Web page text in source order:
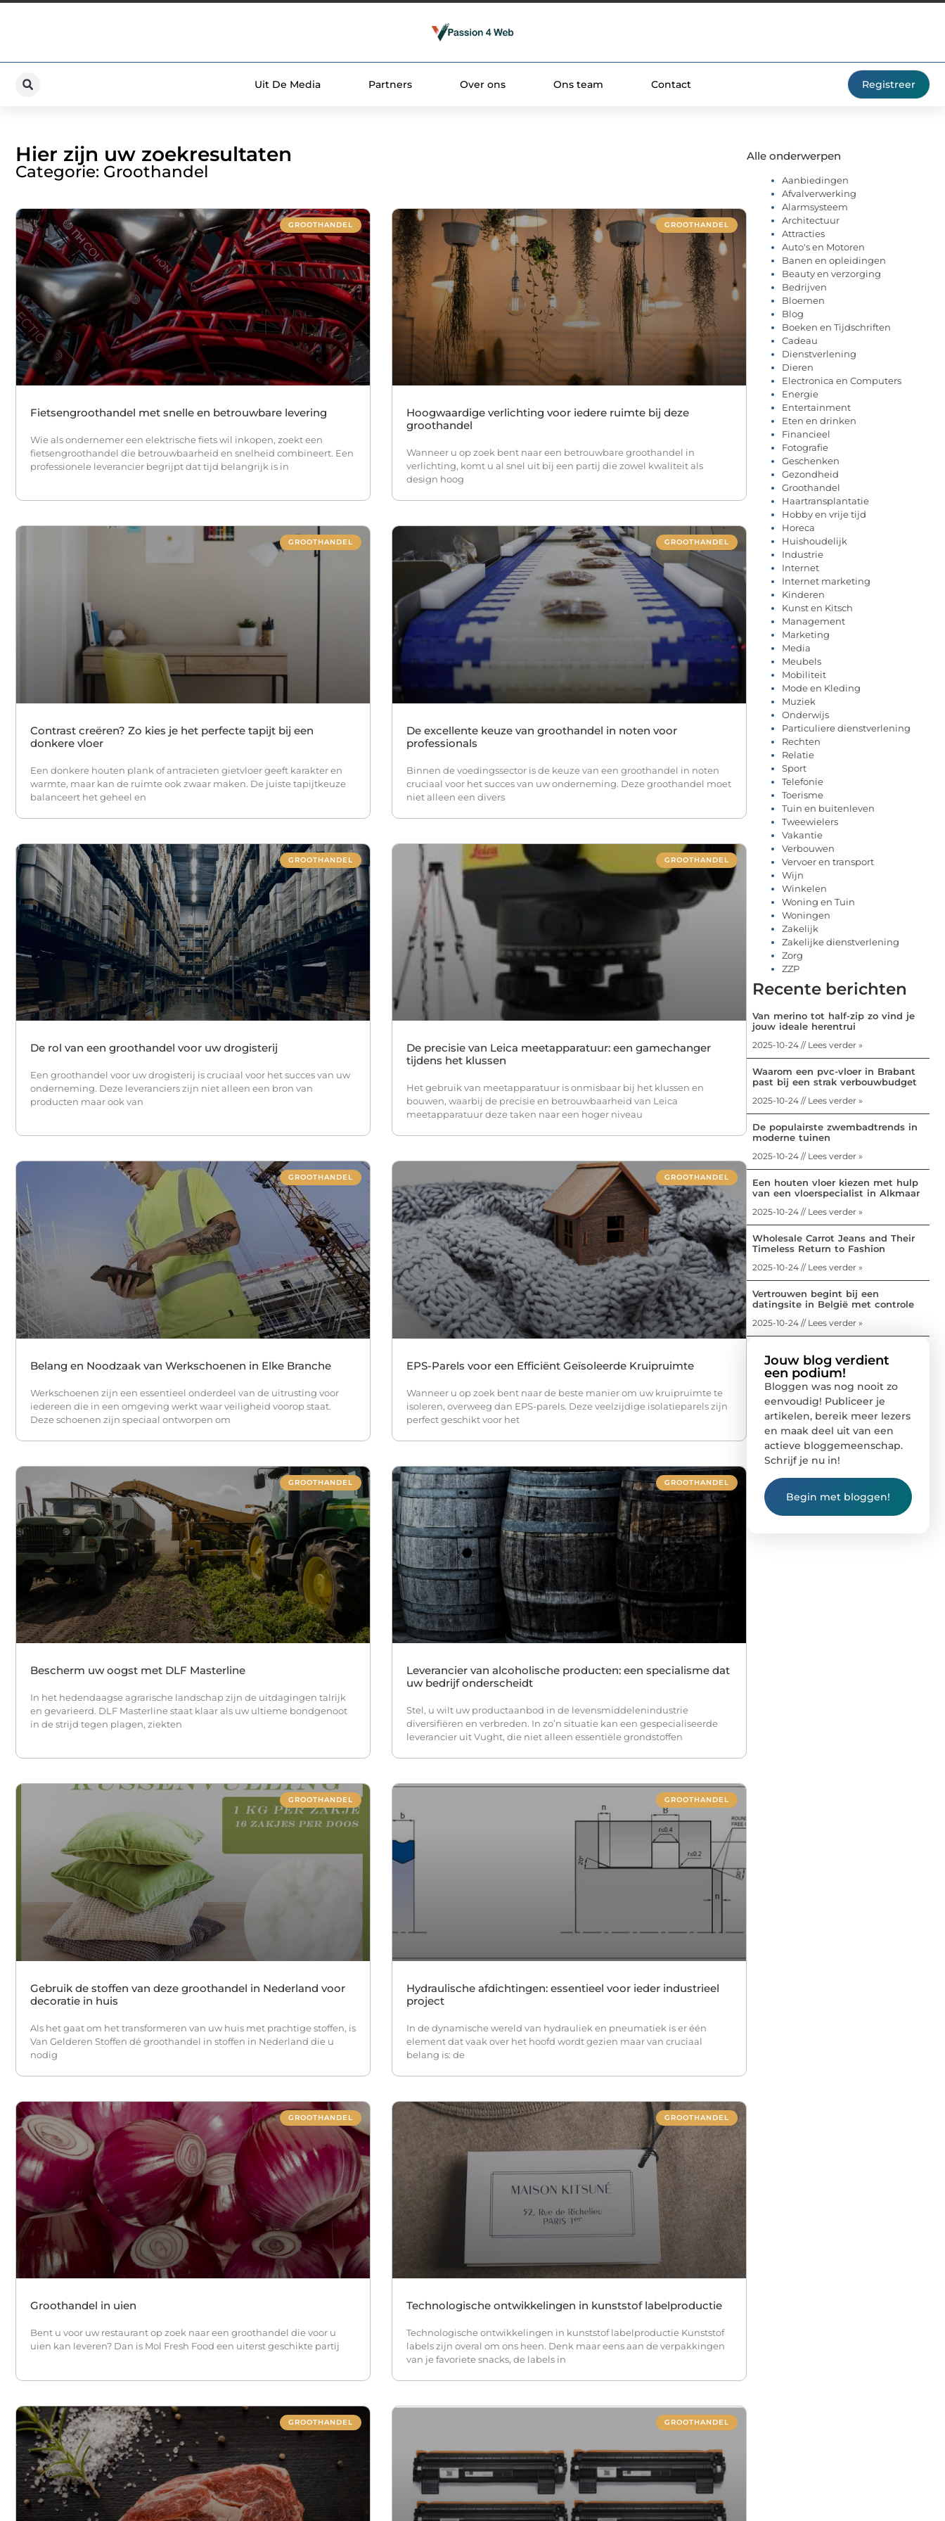
Uit De Media Partners Over ons Ons team Contact Registreer
Hier zijn uw zoekresultaten
Categorie: Groothandel
GROOTHANDEL
Fietsengroothandel met snelle en betrouwbare levering
Wie als ondernemer een elektrische fiets wil inkopen, zoekt een
fietsengroothandel die betrouwbaarheid en snelheid combineert. Een
professionele leverancier begrijpt dat tijd belangrijk is in
GROOTHANDEL
Hoogwaardige verlichting voor iedere ruimte bij deze
groothandel
Wanneer u op zoek bent naar een betrouwbare groothandel in
verlichting, komt u al snel uit bij een partij die zowel kwaliteit als
design hoog
GROOTHANDEL
Contrast creëren? Zo kies je het perfecte tapijt bij een
donkere vloer
Een donkere houten plank of antracieten gietvloer geeft karakter en
warmte, maar kan de ruimte ook zwaar maken. De juiste tapijtkeuze
balanceert het geheel en
GROOTHANDEL
De excellente keuze van groothandel in noten voor
professionals
Binnen de voedingssector is de keuze van een groothandel in noten
cruciaal voor het succes van uw onderneming. Deze groothandel moet
niet alleen een divers
GROOTHANDEL
De rol van een groothandel voor uw drogisterij
Een groothandel voor uw drogisterij is cruciaal voor het succes van uw
onderneming. Deze leveranciers zijn niet alleen een bron van
producten maar ook van
GROOTHANDEL
De precisie van Leica meetapparatuur: een gamechanger
tijdens het klussen
Het gebruik van meetapparatuur is onmisbaar bij het klussen en
bouwen, waarbij de precisie en betrouwbaarheid van Leica
meetapparatuur deze taken naar een hoger niveau
GROOTHANDEL
Belang en Noodzaak van Werkschoenen in Elke Branche
Werkschoenen zijn een essentieel onderdeel van de uitrusting voor
iedereen die in een omgeving werkt waar veiligheid voorop staat.
Deze schoenen zijn speciaal ontworpen om
GROOTHANDEL
EPS-Parels voor een Efficiënt Geïsoleerde Kruipruimte
Wanneer u op zoek bent naar de beste manier om uw kruipruimte te
isoleren, overweeg dan EPS-parels. Deze veelzijdige isolatieparels zijn
perfect geschikt voor het
GROOTHANDEL
Bescherm uw oogst met DLF Masterline
In het hedendaagse agrarische landschap zijn de uitdagingen talrijk
en gevarieerd. DLF Masterline staat klaar als uw ultieme bondgenoot
in de strijd tegen plagen, ziekten
GROOTHANDEL
Leverancier van alcoholische producten: een specialisme dat
uw bedrijf onderscheidt
Stel, u wilt uw productaanbod in de levensmiddelenindustrie
diversifiëren en verbreden. In zo’n situatie kan een gespecialiseerde
leverancier uit Vught, die niet alleen essentiële grondstoffen
GROOTHANDEL
Gebruik de stoffen van deze groothandel in Nederland voor
decoratie in huis
Als het gaat om het transformeren van uw huis met prachtige stoffen, is
Van Gelderen Stoffen dé groothandel in stoffen in Nederland die u
nodig
GROOTHANDEL
Hydraulische afdichtingen: essentieel voor ieder industrieel
project
In de dynamische wereld van hydrauliek en pneumatiek is er één
element dat vaak over het hoofd wordt gezien maar van cruciaal
belang is: de
GROOTHANDEL
Groothandel in uien
Bent u voor uw restaurant op zoek naar een groothandel die voor u
uien kan leveren? Dan is Mol Fresh Food een uiterst geschikte partij
GROOTHANDEL
Technologische ontwikkelingen in kunststof labelproductie
Technologische ontwikkelingen in kunststof labelproductie Kunststof
labels zijn overal om ons heen. Denk maar eens aan de verpakkingen
van je favoriete snacks, de labels in
GROOTHANDEL GROOTHANDEL
Alle onderwerpen
Aanbiedingen
Afvalverwerking
Alarmsysteem
Architectuur
Attracties
Auto's en Motoren
Banen en opleidingen
Beauty en verzorging
Bedrijven
Bloemen
Blog
Boeken en Tijdschriften
Cadeau
Dienstverlening
Dieren
Electronica en Computers
Energie
Entertainment
Eten en drinken
Financieel
Fotografie
Geschenken
Gezondheid
Groothandel
Haartransplantatie
Hobby en vrije tijd
Horeca
Huishoudelijk
Industrie
Internet
Internet marketing
Kinderen
Kunst en Kitsch
Management
Marketing
Media
Meubels
Mobiliteit
Mode en Kleding
Muziek
Onderwijs
Particuliere dienstverlening
Rechten
Relatie
Sport
Telefonie
Toerisme
Tuin en buitenleven
Tweewielers
Vakantie
Verbouwen
Vervoer en transport
Wijn
Winkelen
Woning en Tuin
Woningen
Zakelijk
Zakelijke dienstverlening
Zorg
ZZP
Recente berichten
Van merino tot half-zip zo vind je
jouw ideale herentrui
2025-10-24 // Lees verder »
Waarom een pvc-vloer in Brabant
past bij een strak verbouwbudget
2025-10-24 // Lees verder »
De populairste zwembadtrends in
moderne tuinen
2025-10-24 // Lees verder »
Een houten vloer kiezen met hulp
van een vloerspecialist in Alkmaar
2025-10-24 // Lees verder »
Wholesale Carrot Jeans and Their
Timeless Return to Fashion
2025-10-24 // Lees verder »
Vertrouwen begint bij een
datingsite in België met controle
2025-10-24 // Lees verder »
Jouw blog verdient
een podium!
Bloggen was nog nooit zo
eenvoudig! Publiceer je
artikelen, bereik meer lezers
en maak deel uit van een
actieve bloggemeenschap.
Schrijf je nu in!
Begin met bloggen!